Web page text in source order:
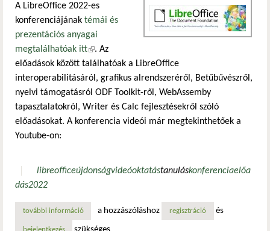
A LibreOffice 2022-es
konferenciájának témái és
prezentációs anyagai
megtalálhatóak itt(külső hivatkozás)
. Az
előadások között találhatóak a LibreOffice
interoperabilitásáról, grafikus alrendszeréről, Betűbűvészről,
nyelvi támogatásról ODF Toolkit-ről, WebAssemby
tapasztalatokról, Writer és Calc fejlesztésekről szóló
előadásokat. A konferencia videói már megtekinthetőek a
Youtube-on:
libreofficeújdonságvideóoktatástanuláskonferenciaelőa
dás2022
további információmár megtekinthetőek a libreoffice 2022-es
a hozzászóláshoz regisztráció és
bejelentkezés